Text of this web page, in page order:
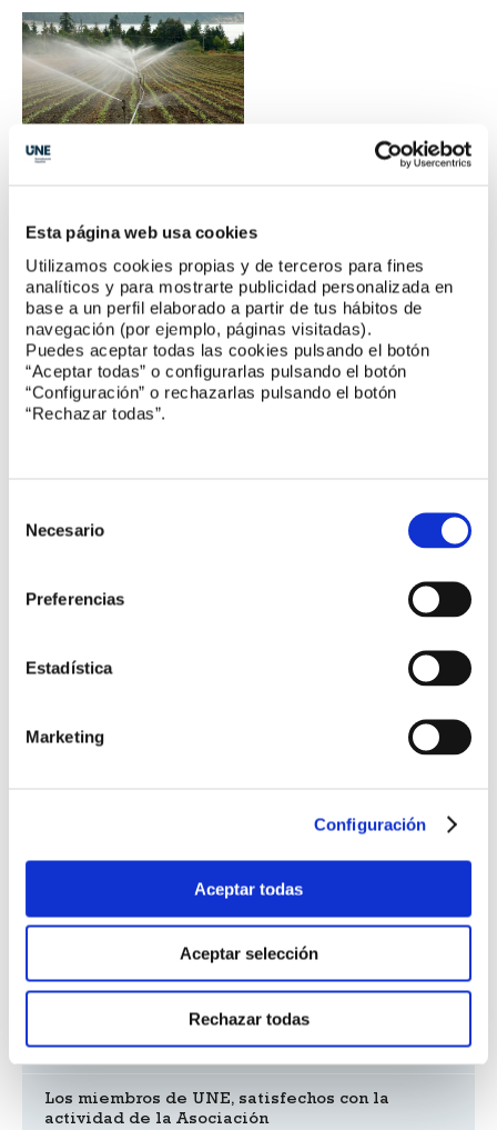
Esta página web usa cookies
Utilizamos cookies propias y de terceros para fines
analíticos y para mostrarte publicidad personalizada en
base a un perfil elaborado a partir de tus hábitos de
navegación (por ejemplo, páginas visitadas).
Puedes aceptar todas las cookies pulsando el botón
“Aceptar todas” o configurarlas pulsando el botón
“Configuración” o rechazarlas pulsando el botón
“Rechazar todas”.
Necesario
Preferencias
Estadística
Marketing
Configuración
Aceptar todas
Aceptar selección
Rechazar todas
equipos de riego en el ámbito nacional y canalizar la postura
española en los foros mundiales en los que se elaboran
normas clave para la competitividad del sector español. Este
es el principal objetivo del Comité UNE de Riegos (CTN 318)
que ve impulsada su actividad con la firma de un nuevo
convenio entre UNE y el Ministerio de Agricultura, Pesca y
Alimentación, que se suma a otros previos y refuerza la
alianza estratégica entre el MAPA y el organismo español de
normalización. Mediante este acuerdo, el MAPA desempeña
la secretaría del CTN 318 a través del Centro Nacional de
Reuniones de las Comisiones Consultivas de
Economía Circular y Electrotecnia
Los miembros de UNE, satisfechos con la
actividad de la Asociación